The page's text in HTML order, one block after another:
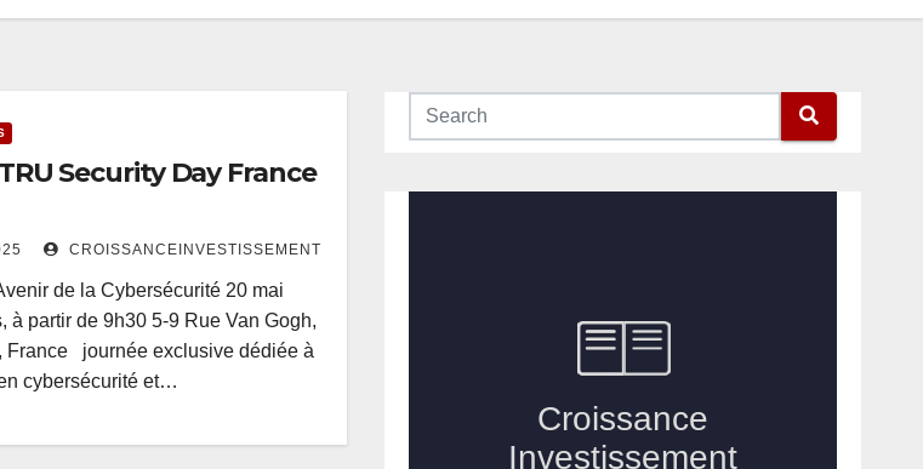
Security Day France
CROISSANCEINVESTISSEMENT
de la Cybersécurité 20 mai
à partir de 9h30 5-9 Rue Van Gogh,
France journée exclusive dédiée à
cybersécurité et…